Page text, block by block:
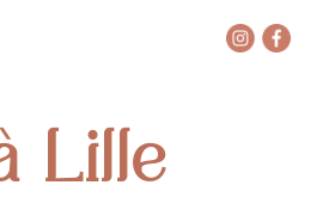
Lille